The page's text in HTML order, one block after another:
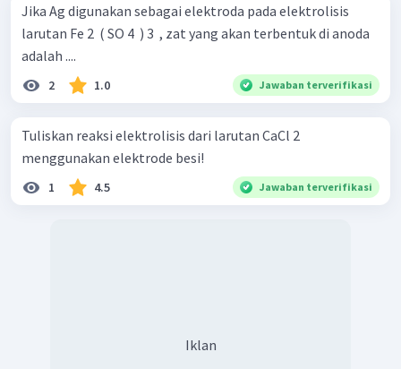
Jika Ag digunakan sebagai elektroda pada elektrolisis
larutan Fe 2 ​ ( SO 4 ​ ) 3 ​ , zat yang akan terbentuk di anoda
adalah ....
2 1.0 Jawaban terverifikasi
Tuliskan reaksi elektrolisis dari larutan CaCl 2 ​
menggunakan elektrode besi!
1 4.5 Jawaban terverifikasi
Iklan